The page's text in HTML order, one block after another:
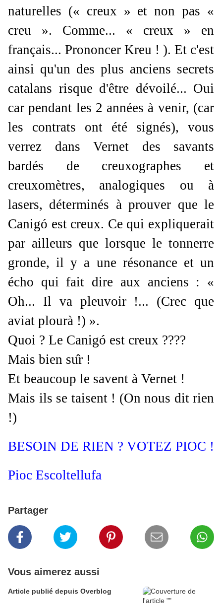
naturelles (« creux » et non pas «
creu ». Comme... « creux » en
français... Prononcer Kreu ! ). Et c'est
ainsi qu'un des plus anciens secrets
catalans risque d'être dévoilé... Oui
car pendant les 2 années à venir, (car
les contrats ont été signés), vous
verrez dans Vernet des savants
bardés de creuxographes et
creuxomètres, analogiques ou à
lasers, déterminés à prouver que le
Canigó est creux. Ce qui expliquerait
par ailleurs que lorsque le tonnerre
gronde, il y a une résonance et un
écho qui fait dire aux anciens : «
Oh... Il va pleuvoir !... (Crec que
aviat plourà !) ».
Quoi ? Le Canigó est creux ????
Mais bien sur !
Et beaucoup le savent à Vernet !
Mais ils se taisent ! (On nous dit rien
!)
BESOIN DE RIEN ? VOTEZ PIOC !
Pioc Escoltellufa
Partager
Vous aimerez aussi
Article publié depuis Overblog